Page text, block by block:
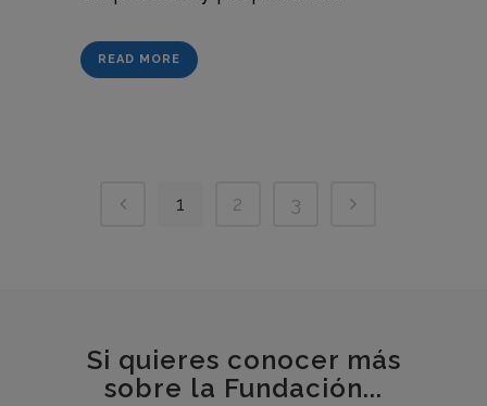
READ MORE
1 2 3
Si quieres conocer más
sobre la Fundación...